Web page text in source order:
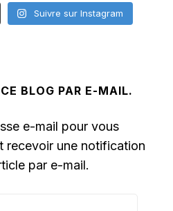
Suivre sur Instagram
BLOG PAR E-MAIL.
e-mail pour vous
recevoir une notification
par e-mail.